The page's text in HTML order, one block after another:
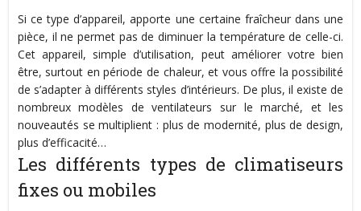
Si ce type d’appareil, apporte une certaine fraîcheur dans une
pièce, il ne permet pas de diminuer la température de celle-ci.
Cet appareil, simple d’utilisation, peut améliorer votre bien
être, surtout en période de chaleur, et vous offre la possibilité
de s’adapter à différents styles d’intérieurs. De plus, il existe de
nombreux modèles de ventilateurs sur le marché, et les
nouveautés se multiplient : plus de modernité, plus de design,
plus d’efficacité…
Les différents types de climatiseurs
fixes ou mobiles